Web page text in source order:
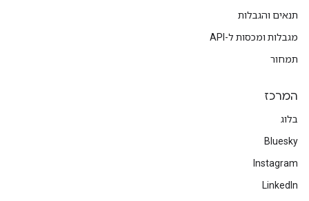
תנאים והגבלות
מגבלות ומכסות ל-API
תמחור
המרכז
בלוג
Bluesky
Instagram
LinkedIn